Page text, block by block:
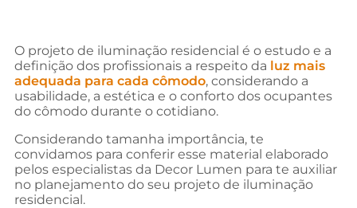
O projeto de iluminação residencial é o estudo e a
definição dos profissionais a respeito da luz mais
adequada para cada cômodo, considerando a
usabilidade, a estética e o conforto dos ocupantes
do cômodo durante o cotidiano.
Considerando tamanha importância, te
convidamos para conferir esse material elaborado
pelos especialistas da Decor Lumen para te auxiliar
no planejamento do seu projeto de iluminação
residencial.